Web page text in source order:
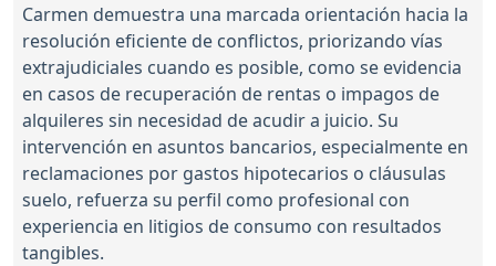
Carmen demuestra una marcada orientación hacia la
resolución eficiente de conflictos, priorizando vías
extrajudiciales cuando es posible, como se evidencia
en casos de recuperación de rentas o impagos de
alquileres sin necesidad de acudir a juicio. Su
intervención en asuntos bancarios, especialmente en
reclamaciones por gastos hipotecarios o cláusulas
suelo, refuerza su perfil como profesional con
experiencia en litigios de consumo con resultados
tangibles.